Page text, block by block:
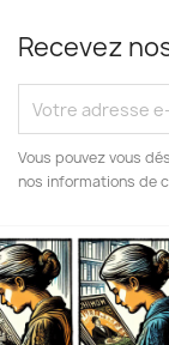
Recevez
Vous pouvez vous
nos informations de